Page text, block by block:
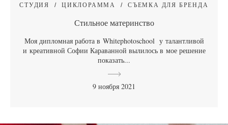
СТУДИЯ ЦИКЛОРАММА СЪЕМКА ДЛЯ БРЕНДА
Стильное материнство
Моя дипломная работа в Whitephotoschool у талантливой
и креативной Софии Караванной вылилось в мое решение
показать...
9 ноября 2021